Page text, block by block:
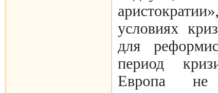
условиях
для
период
Европа